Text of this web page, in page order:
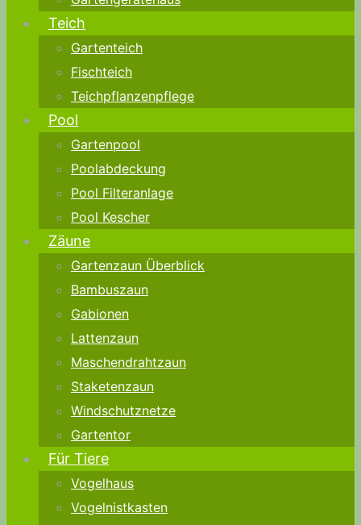
Teich
Gartenteich
Fischteich
Teichpflanzenpflege
Pool
Gartenpool
Poolabdeckung
Pool Filteranlage
Pool Kescher
Zäune
Gartenzaun Überblick
Bambuszaun
Gabionen
Lattenzaun
Maschendrahtzaun
Staketenzaun
Windschutznetze
Gartentor
Für Tiere
Vogelhaus
Vogelnistkasten